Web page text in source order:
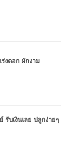
ร่งดอก ผักงาม
รับเงินเลย ปลูกง่ายๆ